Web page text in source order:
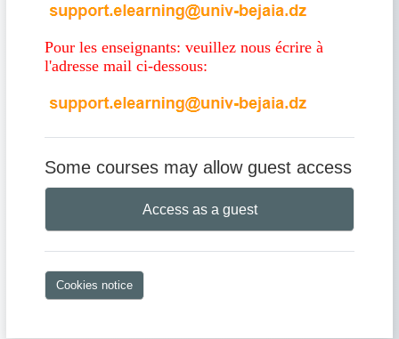
Pour les enseignants: veuillez nous écrire à
l'adresse mail ci-dessous:
Some courses may allow guest access
Access as a guest
Cookies notice